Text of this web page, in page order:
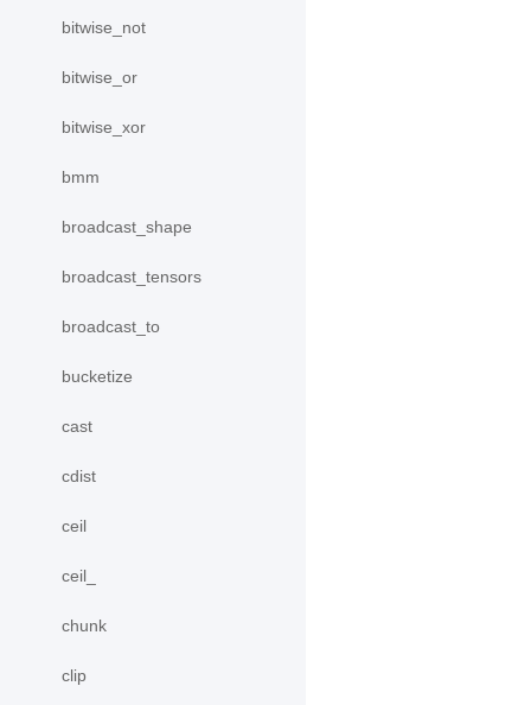
bitwise_not
bitwise_or
bitwise_xor
bmm
broadcast_shape
broadcast_tensors
broadcast_to
bucketize
cast
cdist
ceil
ceil_
chunk
clip